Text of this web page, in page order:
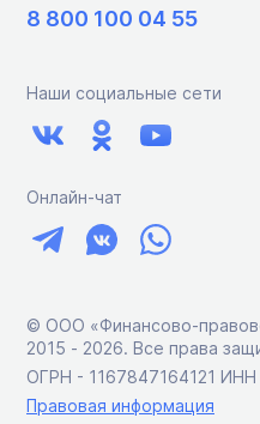
8 800 100 04 55
Наши социальные сети
Онлайн-чат
© ООО «Финансово-
2015 ‑ 2026. Все права
ОГРН - 1167847164121
Правовая информация